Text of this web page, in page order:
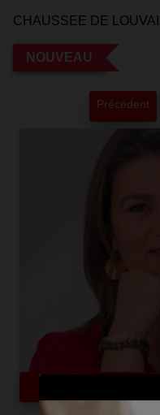
CHAUSSEE DE
NOUVEAU
Précédent